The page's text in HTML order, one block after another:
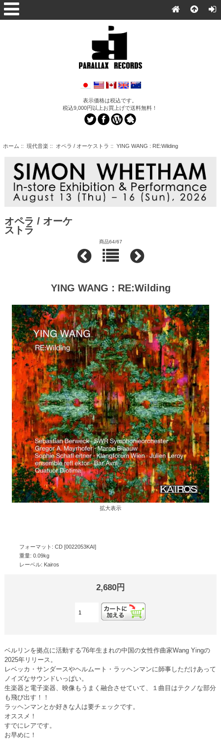
表示価格は税込です。
税込9,000円以上お買上げで送料無料！
ホーム :: 現代音楽 :: オペラ / オーケストラ :: YING WANG : RE:Wilding
オペラ / オーケ
ストラ
商品64/67
YING WANG : RE:Wilding
拡大表示
フォーマット: CD [0022053KAI]
重量: 0.09kg
レーベル: Kairos
2,680円
ベルリンを拠点に活動する'76年生まれの中国の女性作曲家Wang Yingの
2025年リリース。
レベッカ・サンダースやヘルムート・ラッヘンマンに師事しただけあって
ノイズなサウンドいっぱい。
生楽器と電子楽器、映像もうまく融合させていて、１曲目はテクノな部分
も飛び出す！！
ラッヘンマンとか好きな人は要チェックです。
オススメ！
すでにレアです。
お早めに！